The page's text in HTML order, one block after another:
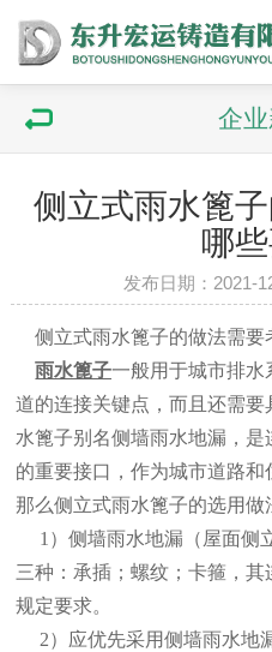
企
侧立式雨水篦
哪
发布日期：2021-
侧立式雨水篦子的做法需要
雨水篦子一般用于城市排水
道的连接关键点，而且还需
水篦子别名侧墙雨水地漏，
的重要接口，作为城市道路和
那么侧立式雨水篦子的选用做
1）侧墙雨水地漏（屋面侧
三种：承插；螺纹；卡箍，
规定要求。
2）应优先采用侧墙雨水地